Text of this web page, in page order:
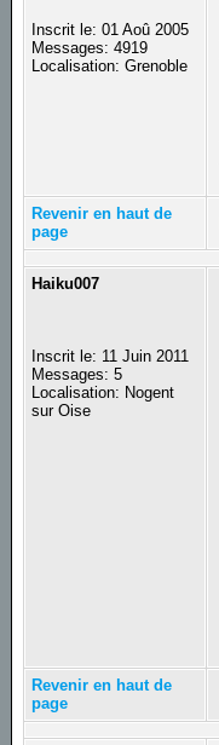
Inscrit le: 01 Aoû 2005
Messages: 4919
Localisation: Grenoble
Revenir en haut de
page
Haiku007
Inscrit le: 11 Juin 2011
Messages: 5
Localisation: Nogent
sur Oise
Revenir en haut de
page